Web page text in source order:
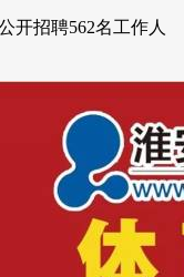
开招聘562名工作人